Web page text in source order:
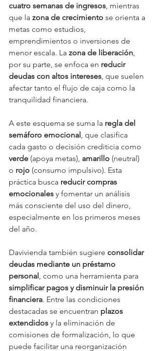
cuatro semanas de ingresos, mientras
que la zona de crecimiento se orienta a
metas como estudios,
emprendimientos o inversiones de
menor escala. La zona de liberación,
por su parte, se enfoca en reducir
deudas con altos intereses, que suelen
afectar tanto el flujo de caja como la
tranquilidad financiera.
A este esquema se suma la regla del
semáforo emocional , que clasifica
cada gasto o decisión crediticia como
verde (apoya metas), amarillo (neutral)
o rojo (consumo impulsivo). Esta
práctica busca reducir compras
emocionales y fomentar un análisis
más consciente del uso del dinero,
especialmente en los primeros meses
del año.
Davivienda también sugiere consolidar
deudas mediante un préstamo
personal , como una herramienta para
simplificar pagos y disminuir la presión
financiera. Entre las condiciones
destacadas se encuentran plazos
extendidos y la eliminación de
comisiones de formalización, lo que
puede facilitar una reorganización